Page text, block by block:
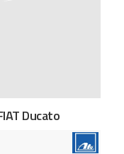
Ducato